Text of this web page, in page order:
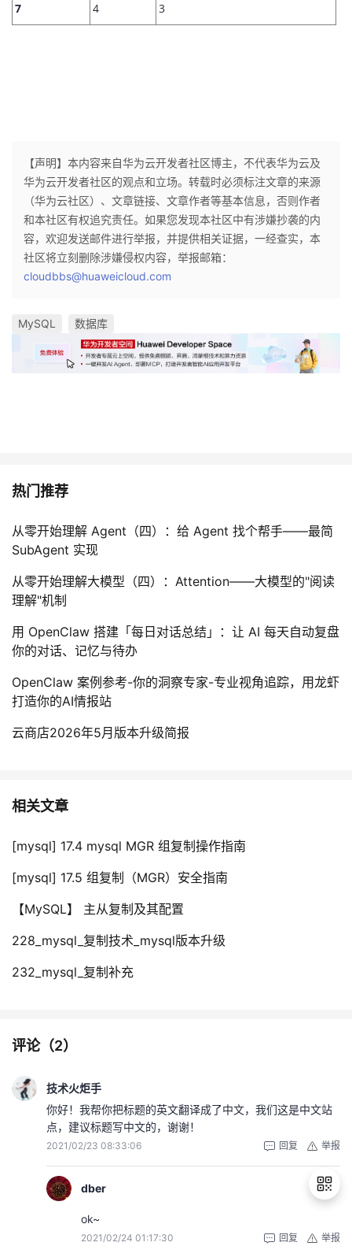
7 4 3
【声明】本内容来自华为云开发者社区博主，不代表华为云及
华为云开发者社区的观点和立场。转载时必须标注文章的来源
（华为云社区）、文章链接、文章作者等基本信息，否则作者
和本社区有权追究责任。如果您发现本社区中有涉嫌抄袭的内
容，欢迎发送邮件进行举报，并提供相关证据，一经查实，本
社区将立刻删除涉嫌侵权内容，举报邮箱：
cloudbbs@huaweicloud.com
MySQL 数据库
热门推荐
从零开始理解 Agent（四）：给 Agent 找个帮手——最简
SubAgent 实现
从零开始理解大模型（四）：Attention——大模型的"阅读
理解"机制
用 OpenClaw 搭建「每日对话总结」：让 AI 每天自动复盘
你的对话、记忆与待办
OpenClaw 案例参考-你的洞察专家-专业视角追踪，用龙虾
打造你的AI情报站
云商店2026年5月版本升级简报
相关文章
[mysql] 17.4 mysql MGR 组复制操作指南
[mysql] 17.5 组复制（MGR）安全指南
【MySQL】 主从复制及其配置
228_mysql_复制技术_mysql版本升级
232_mysql_复制补充
评论（2）
技术火炬手
你好！我帮你把标题的英文翻译成了中文，我们这是中文站
点，建议标题写中文的，谢谢！
2021/02/23 08:33:06 举报
回复
dber
ok~
2021/02/24 01:17:30 举报
回复